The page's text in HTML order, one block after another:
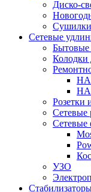
Диско-
Сушилки
Сетевые
Бытовые
Колодки
Розетки
Сетевые
Сетевые
УЗО